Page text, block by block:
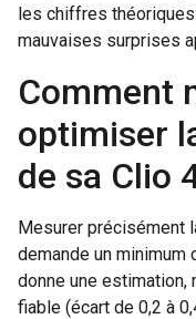
les chiffres
mauvaises surprises
Comment
optimiser
de sa Clio
Mesurer précisément
demande un minimum
donne une estimation,
fiable (écart de 0,2 à